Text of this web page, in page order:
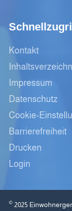
Kontakt
Impressum
Datenschutz
Cookie-
Barrierefreiheit
Drucken
Login
© 2025